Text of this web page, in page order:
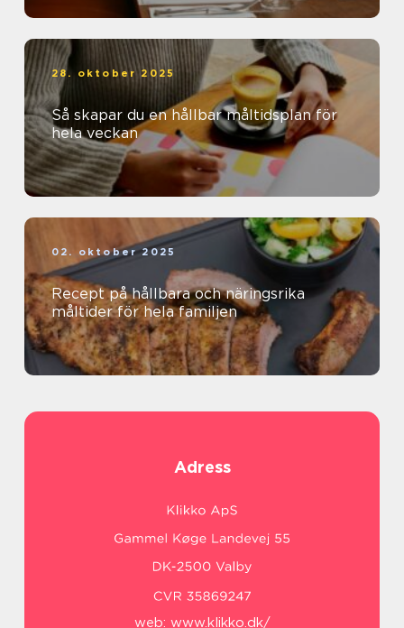
28. oktober 2025
Så skapar du en hållbar måltidsplan för
hela veckan
02. oktober 2025
Recept på hållbara och näringsrika
måltider för hela familjen
Adress
web: www.klikko.dk/